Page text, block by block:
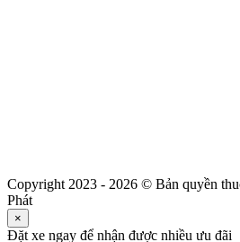
Copyright 2023 - 2026 © Bản quyền
Phát
×
Đặt xe ngay để nhận được nhiều ưu đãi